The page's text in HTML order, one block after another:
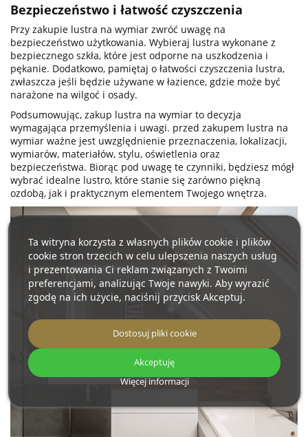
Bezpieczeństwo i łatwość czyszczenia
Przy zakupie lustra na wymiar zwróć uwagę na
bezpieczeństwo użytkowania. Wybieraj lustra wykonane z
bezpiecznego szkła, które jest odporne na uszkodzenia i
pękanie. Dodatkowo, pamiętaj o łatwości czyszczenia lustra,
zwłaszcza jeśli będzie używane w łazience, gdzie może być
narażone na wilgoć i osady.
Podsumowując, zakup lustra na wymiar to decyzja
wymagająca przemyślenia i uwagi. przed zakupem lustra na
wymiar ważne jest uwzględnienie przeznaczenia, lokalizacji,
wymiarów, materiałów, stylu, oświetlenia oraz
bezpieczeństwa. Biorąc pod uwagę te czynniki, będziesz mógł
wybrać idealne lustro, które stanie się zarówno piękną
ozdobą, jak i praktycznym elementem Twojego wnętrza.
Ta witryna korzysta z własnych plików cookie i plików
cookie stron trzecich w celu ulepszenia naszych usług
i prezentowania Ci reklam związanych z Twoimi
preferencjami, analizując Twoje nawyki. Aby wyrazić
zgodę na ich użycie, naciśnij przycisk Akceptuj.
Więcej informacji
Dostosuj pliki cookie
Akceptuję